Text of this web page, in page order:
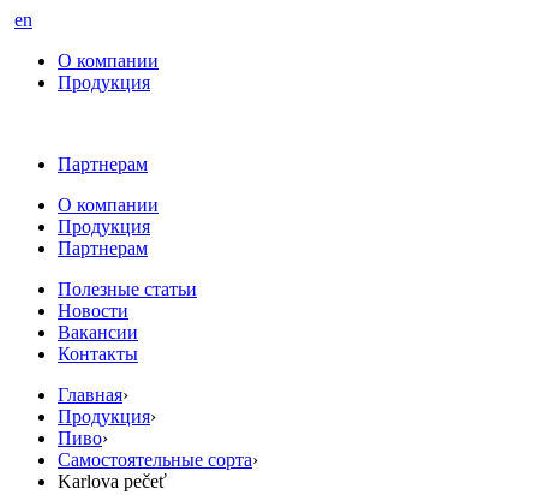
en
О компании
Продукция
Партнерам
О компании
Продукция
Партнерам
Полезные статьи
Новости
Вакансии
Контакты
Главная›
Продукция›
Пиво›
Самостоятельные сорта›
Karlova pečeť